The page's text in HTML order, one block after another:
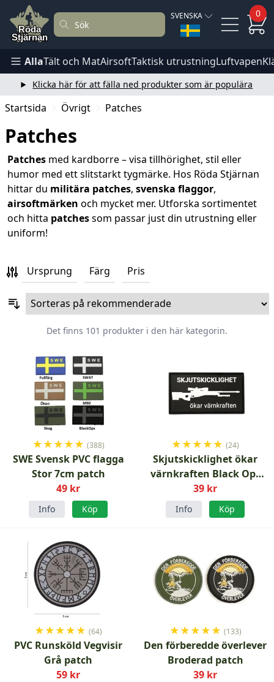
SVENSKA 0
AllaTält och MatAirsoftTaktisk utrustningLuftvapen
Klicka här för att fälla ned produkter som är populära
Startsida Övrigt Patches
Patches
Patches med kardborre – visa tillhörighet, stil eller
humor med ett slitstarkt tygmärke. Hos Röda Stjärnan
hittar du militära patches, svenska flaggor,
airsoftmärken och mycket mer. Utforska sortimentet
och hitta patchessom passar just din utrustning eller
uniform!
Ursprung Färg Pris
Det finns 101 produkter i den här kategorin.
★★★★★ (388)
SWE Svensk PVC flagga
Stor 7cm patch
49 kr
Info Köp
★★★★★ (24)
Skjutskicklighet ökar
värnkraften Black Ops
patch
39 kr
Info Köp
★★★★★ (64)
PVC Runsköld Vegvisir
Grå patch
59 kr
★★★★★ (133)
Den förberedde överlever
Broderad patch
39 kr